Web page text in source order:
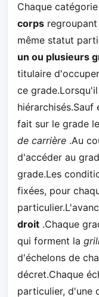
Chaque
corps
même statut
un ou plusieurs
titulaire
ce
fait sur le grade
de carrière .Au
d'accéder au
grade.Les
fixées, pour
droit .Chaque
qui forment la
d'échelons de
décret.Chaque
particulier, d'une